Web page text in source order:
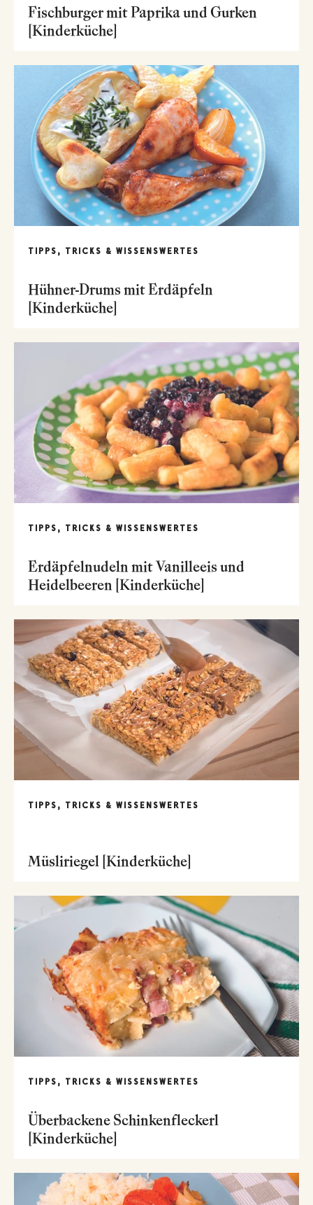
Fischburger mit Paprika und Gurken
[Kinderküche]
TIPPS, TRICKS & WISSENSWERTES
Hühner-Drums mit Erdäpfeln
[Kinderküche]
TIPPS, TRICKS & WISSENSWERTES
Erdäpfelnudeln mit Vanilleeis und
Heidelbeeren [Kinderküche]
TIPPS, TRICKS & WISSENSWERTES
Müsliriegel [Kinderküche]
TIPPS, TRICKS & WISSENSWERTES
Überbackene Schinkenfleckerl
[Kinderküche]